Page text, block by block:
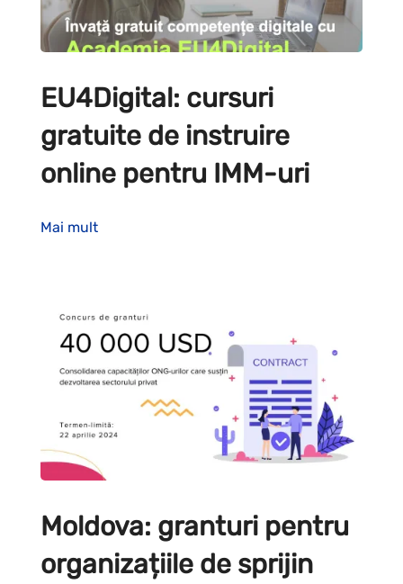
EU4Digital: cursuri
gratuite de instruire
online pentru IMM-uri
Mai mult
Moldova: granturi pentru
organizațiile de sprijin